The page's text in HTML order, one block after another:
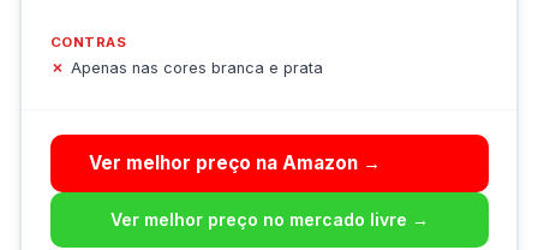
CONTRAS
Apenas nas cores branca e prata
Ver melhor preço na Amazon →
Ver melhor preço no mercado livre →